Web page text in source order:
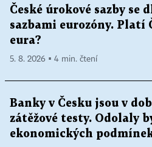
České úrokové sazby se
sazbami eurozóny. Platí
eura?
5. 8. 2026 ▪ 4 min. čtení
Banky v Česku jsou v
zátěžové testy. Odolaly
ekonomických